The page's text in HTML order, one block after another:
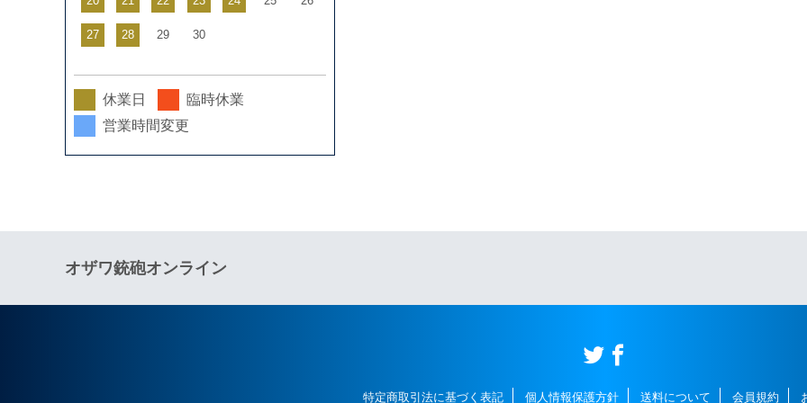
27 28 29 30
休業日
臨時休業
営業時間変更
オザワ銃砲オンライン
特定商取引法に基づく表記 個人情報保護方針 送料について 会員規約